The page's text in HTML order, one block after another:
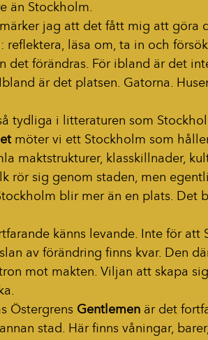
än Stockholm.
jag att det fått mig att göra
läsa om, ta in och
det förändras. För ibland är det
är det platsen. Gatorna.
tydliga i litteraturen som
möter vi ett Stockholm som
maktstrukturer, klasskillnader,
rör sig genom staden, men
blir mer än en plats. Det
känns levande. Inte för att
av förändring finns kvar. Den
mot makten. Viljan att skapa
Östergrens Gentlemen är det
stad. Här finns våningar,